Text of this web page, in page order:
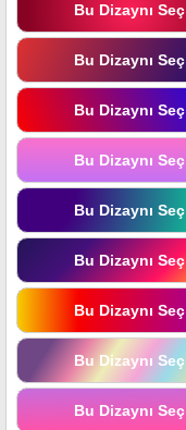
Bu Dizaynı Seç
Bu Dizaynı Seç
Bu Dizaynı Seç
Bu Dizaynı Seç
Bu Dizaynı Seç
Bu Dizaynı Seç
Bu Dizaynı Seç
Bu Dizaynı Seç
Bu Dizaynı Seç